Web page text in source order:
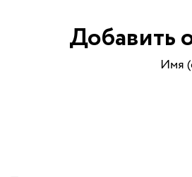
Добавить
Имя